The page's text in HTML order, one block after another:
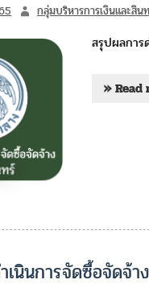
กลุ่มบริหารการเงินและสิ
สรุปผลการ
» Read
เนินการจัดซื้อจัดจ้